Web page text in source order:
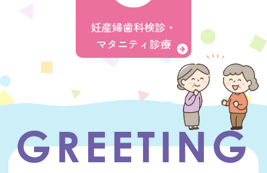
妊産婦歯科検診・
マタニティ診療
GREETING